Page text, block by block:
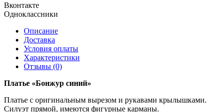
Вконтакте
Одноклассники
Описание
Доставка
Условия оплаты
Характеристики
Отзывы (0)
Платье «Бонжур синий»
Платье с оригинальным вырезом и рукавами крылышками.
Силуэт прямой, имеются фигурные карманы.